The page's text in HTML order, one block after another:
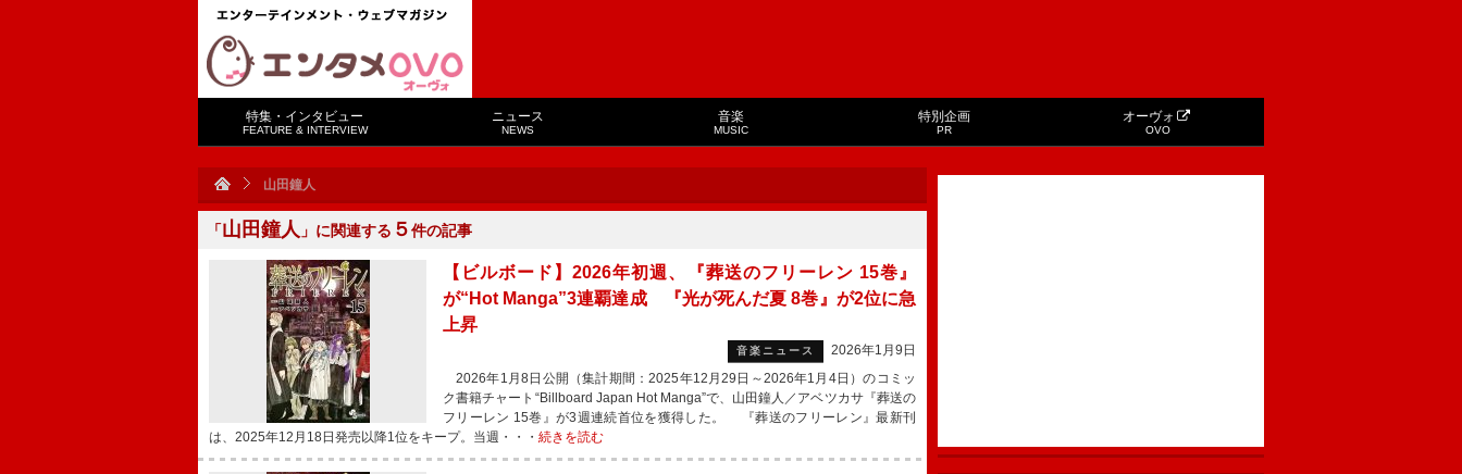
特集・インタビュー
FEATURE & INTERVIEW
ニュース
NEWS
音楽
MUSIC
特別企画
PR
オーヴォ
OVO
山田鐘人
「山田鐘人 」に関連する ５件の記事
【ビルボード】2026年初週、『葬送のフリーレン 15巻』
が“Hot Manga”3連覇達成 『光が死んだ夏 8巻』が2位に急
上昇
音楽ニュース
2026年1月9日
2026年1月8日公開（集計期間：2025年12月29日～2026年1月4日）のコミッ
ク書籍チャート“Billboard Japan Hot Manga”で、山田鐘人／アベツカサ『葬送の
フリーレン 15巻』が3週連続首位を獲得した。 『葬送のフリーレン』最新刊
は、2025年12月18日発売以降1位をキープ。当週・・・ 続きを読む